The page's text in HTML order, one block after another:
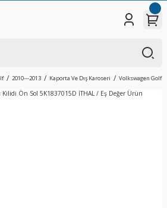
2010---2013 Kaporta Ve Dış Karoseri Volkswagen Golf 6